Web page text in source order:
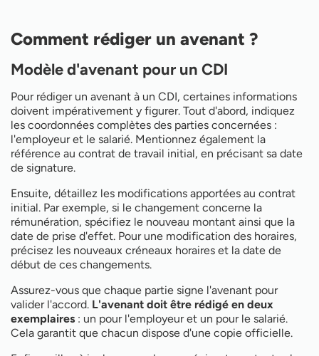
Comment rédiger un avenant ?
Modèle d'avenant pour un CDI
Pour rédiger un avenant à un CDI, certaines informations
doivent impérativement y figurer. Tout d'abord, indiquez
les coordonnées complètes des parties concernées :
l'employeur et le salarié. Mentionnez également la
référence au contrat de travail initial, en précisant sa date
de signature.
Ensuite, détaillez les modifications apportées au contrat
initial. Par exemple, si le changement concerne la
rémunération, spécifiez le nouveau montant ainsi que la
date de prise d'effet. Pour une modification des horaires,
précisez les nouveaux créneaux horaires et la date de
début de ces changements.
Assurez-vous que chaque partie signe l'avenant pour
valider l'accord. L'avenant doit être rédigé en deux
exemplaires : un pour l'employeur et un pour le salarié.
Cela garantit que chacun dispose d'une copie officielle.